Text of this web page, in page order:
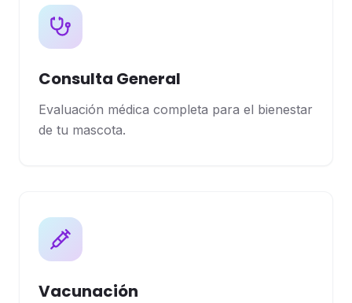
Consulta General
Evaluación médica completa para el bienestar
de tu mascota.
Vacunación